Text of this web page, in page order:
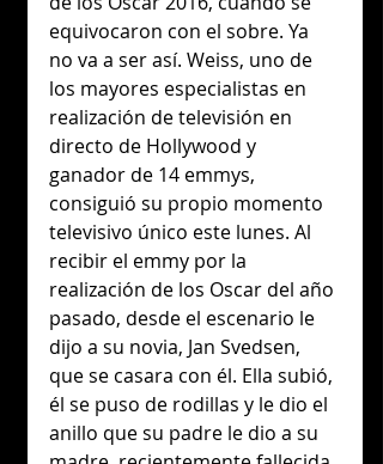
equivocaron con el sobre. Ya
no va a ser así. Weiss, uno de
los mayores especialistas en
realización de televisión en
directo de Hollywood y
ganador de 14 emmys,
consiguió su propio momento
televisivo único este lunes. Al
recibir el emmy por la
realización de los Oscar del año
pasado, desde el escenario le
dijo a su novia, Jan Svedsen,
que se casara con él. Ella subió,
él se puso de rodillas y le dio el
anillo que su padre le dio a su